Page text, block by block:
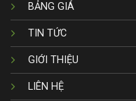
BẢNG GIÁ
TIN TỨC
GIỚI THIỆU
LIÊN HỆ